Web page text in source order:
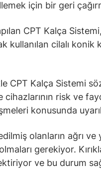
için bir geri
CPT Kalça
kullanılan cilalı konik
CPT Kalça Sistemi
risk ve
konusunda
olanların ağrı
gerekiyor.
ve bu durum